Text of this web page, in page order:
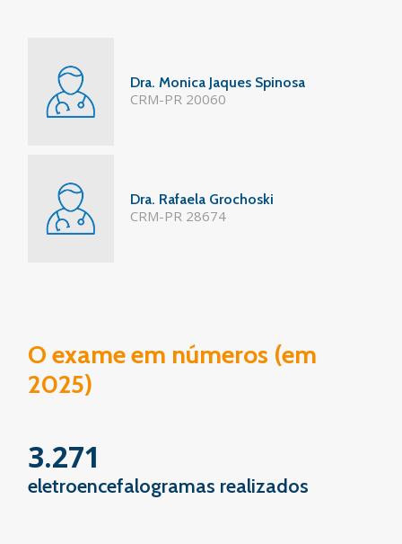
Dra. Monica Jaques Spinosa
CRM-PR 20060
Dra. Rafaela Grochoski
CRM-PR 28674
O exame em números (em
2025)
3.271
eletroencefalogramas realizados